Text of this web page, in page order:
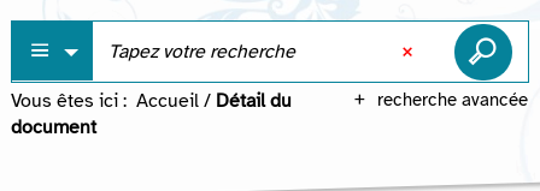
recherche avancée
Vous êtes ici : Accueil / Détail du
document